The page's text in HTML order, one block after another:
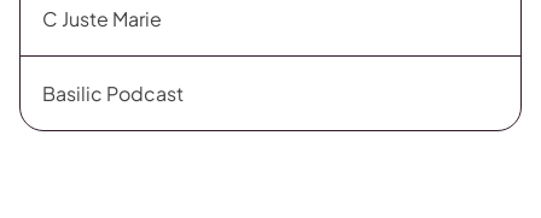
C Juste Marie
Basilic Podcast